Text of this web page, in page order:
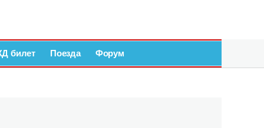
билет Поезда Форум